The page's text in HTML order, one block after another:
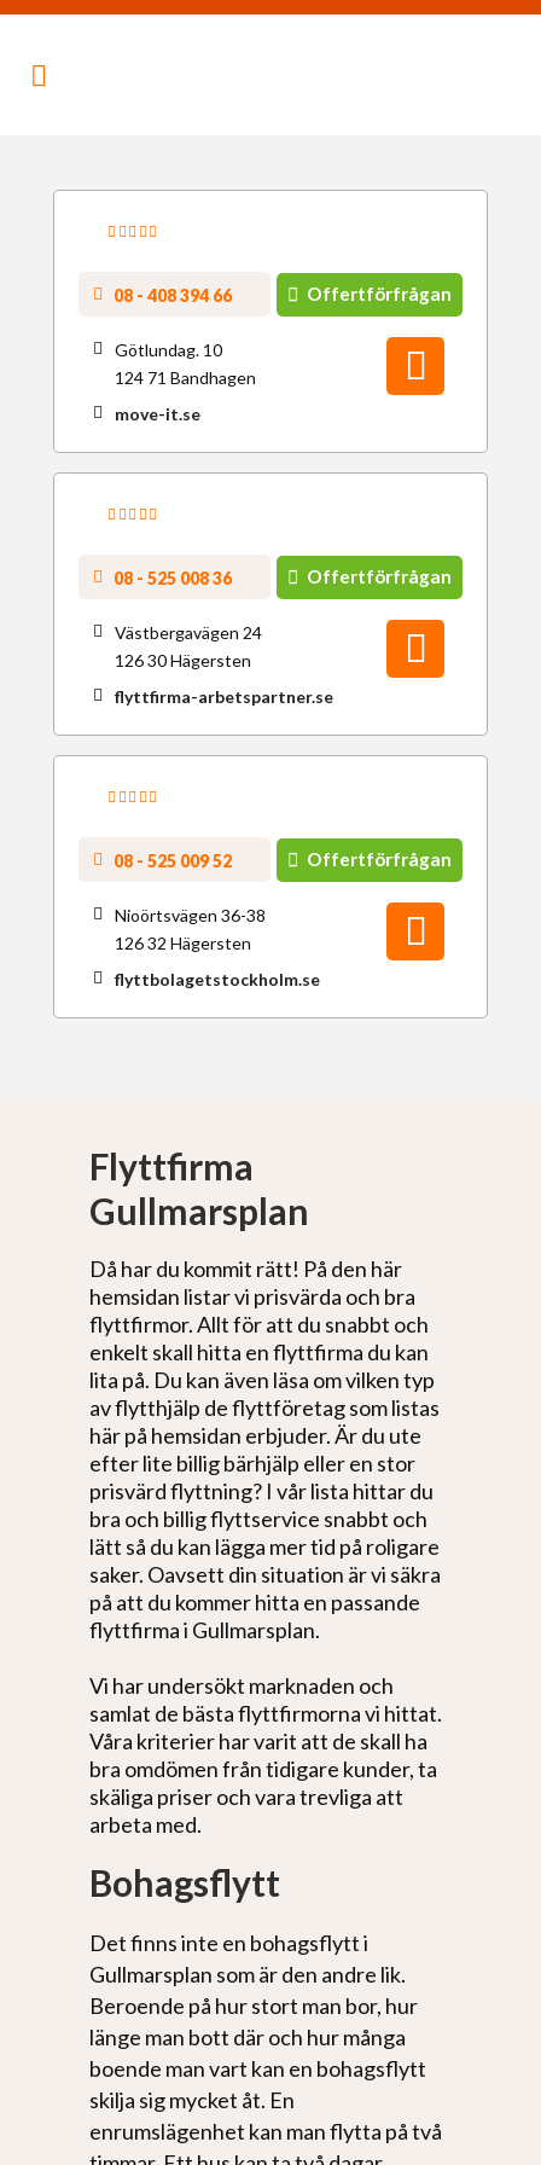
08 - 408 394 66 Offertförfrågan
Götlundag. 10
124 71 Bandhagen
move-it.se
08 - 525 008 36 Offertförfrågan
Västbergavägen 24
126 30 Hägersten
flyttfirma-arbetspartner.se
08 - 525 009 52 Offertförfrågan
Nioörtsvägen 36-38
126 32 Hägersten
flyttbolagetstockholm.se
Flyttfirma
Gullmarsplan
Då har du kommit rätt! På den här
hemsidan listar vi prisvärda och bra
flyttfirmor. Allt för att du snabbt och
enkelt skall hitta en flyttfirma du kan
lita på. Du kan även läsa om vilken typ
av flytthjälp de flyttföretag som listas
här på hemsidan erbjuder. Är du ute
efter lite billig bärhjälp eller en stor
prisvärd flyttning? I vår lista hittar du
bra och billig flyttservice snabbt och
lätt så du kan lägga mer tid på roligare
saker. Oavsett din situation är vi säkra
på att du kommer hitta en passande
flyttfirma i Gullmarsplan.
Vi har undersökt marknaden och
samlat de bästa flyttfirmorna vi hittat.
Våra kriterier har varit att de skall ha
bra omdömen från tidigare kunder, ta
skäliga priser och vara trevliga att
arbeta med.
Bohagsflytt
Det finns inte en bohagsflytt i
Gullmarsplan som är den andre lik.
Beroende på hur stort man bor, hur
länge man bott där och hur många
boende man vart kan en bohagsflytt
skilja sig mycket åt. En
enrumslägenhet kan man flytta på två